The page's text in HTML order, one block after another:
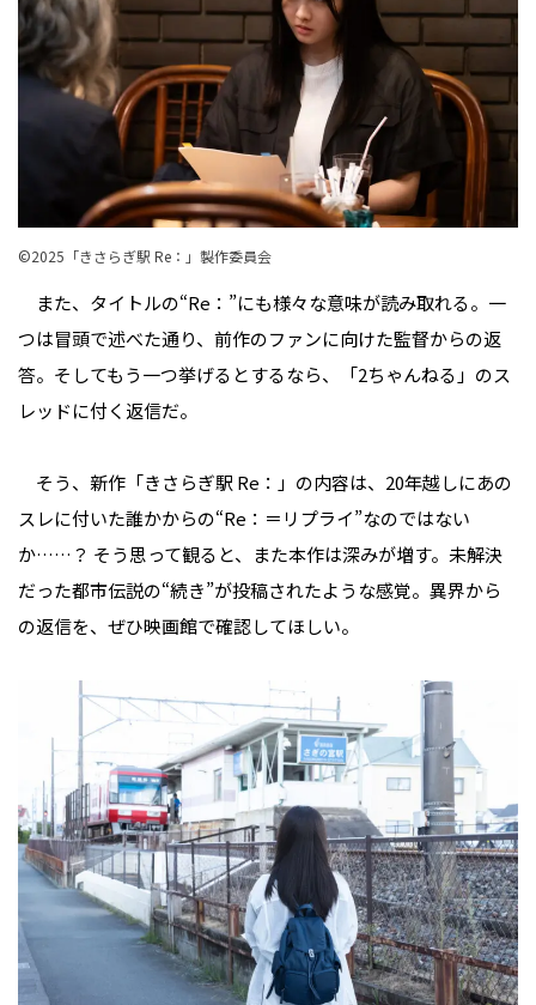
©︎2025「きさらぎ駅 Re：」製作委員会
また、タイトルの“Re：”にも様々な意味が読み取れる。一
つは冒頭で述べた通り、前作のファンに向けた監督からの返
答。そしてもう一つ挙げるとするなら、「2ちゃんねる」のス
レッドに付く返信だ。
そう、新作「きさらぎ駅 Re：」の内容は、20年越しにあの
スレに付いた誰かからの“Re：＝リプライ”なのではない
か……？ そう思って観ると、また本作は深みが増す。未解決
だった都市伝説の“続き”が投稿されたような感覚。異界から
の返信を、ぜひ映画館で確認してほしい。